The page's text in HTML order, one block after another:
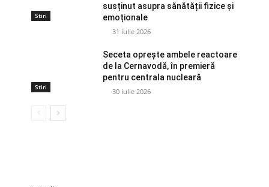
Stiri
susținut asupra sănătății fizice și
emoționale
31 iulie 2026
Stiri
Seceta oprește ambele reactoare
de la Cernavodă, în premieră
pentru centrala nucleară
30 iulie 2026